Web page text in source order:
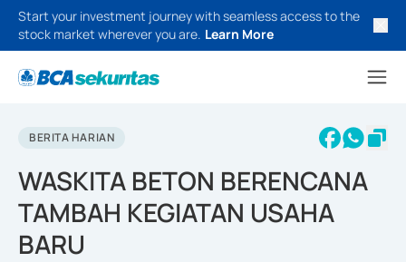
Start your investment journey with seamless access to the
stock market wherever you are. Learn More
BERITA HARIAN
WASKITA BETON BERENCANA
TAMBAH KEGIATAN USAHA
BARU